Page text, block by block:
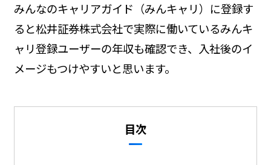
みんなのキャリアガイド（みんキャリ）に登録す
ると松井証券株式会社で実際に働いているみんキ
ャリ登録ユーザーの年収も確認でき、入社後のイ
メージもつけやすいと思います。
目次